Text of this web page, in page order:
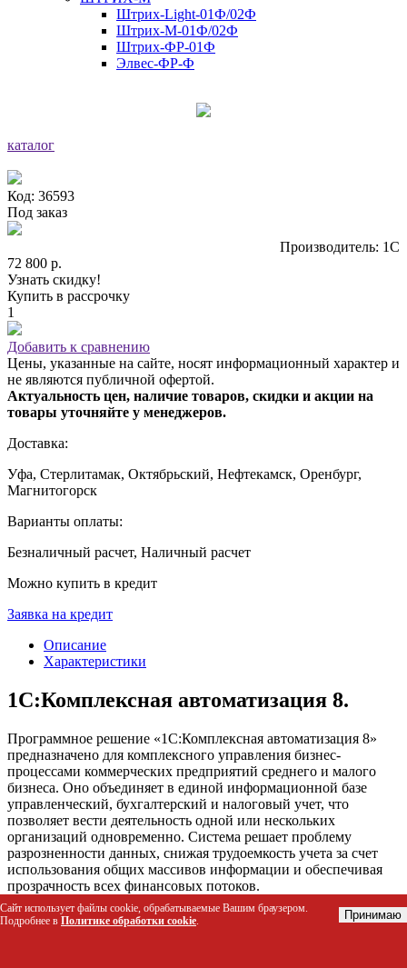
Штрих-Light-01Ф/02Ф
Штрих-М-01Ф/02Ф
Штрих-ФР-01Ф
Элвес-ФР-Ф
каталог
Код: 36593
Под заказ
Производитель: 1С
72 800 р.
Узнать скидку!
Купить в рассрочку
1
Добавить к сравнению
Цены, указанные на сайте, носят информационный характер и
не являются публичной офертой.
Актуальность цен, наличие товаров, скидки и акции на
товары уточняйте у менеджеров.
Доставка:
Уфа, Стерлитамак, Октябрьский, Нефтекамск, Оренбург,
Магнитогорск
Варианты оплаты:
Безналичный расчет, Наличный расчет
Можно купить в кредит
Заявка на кредит
Описание
Характеристики
1С:Комплексная автоматизация 8.
Программное решение «1С:Комплексная автоматизация 8»
предназначено для комплексного управления бизнес-
процессами коммерческих предприятий среднего и малого
бизнеса. Оно объединяет в единой информационной базе
управленческий, бухгалтерский и налоговый учет, что
позволяет вести деятельность одной или нескольких
организаций одновременно. Система решает проблему
разрозненности данных, снижая трудоемкость учета за счет
использования общих массивов информации и обеспечивая
прозрачность всех финансовых потоков.
Кому подойдет это решение
Сайт использует файлы cookie, обрабатываемые Вашим браузером.
Подробнее в Политике обработки cookie. Принимаю